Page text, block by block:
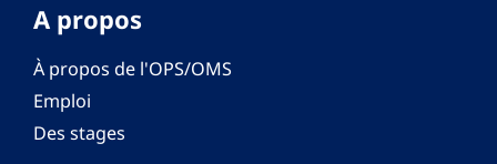
A propos
À propos de l'OPS/OMS
Emploi
Des stages